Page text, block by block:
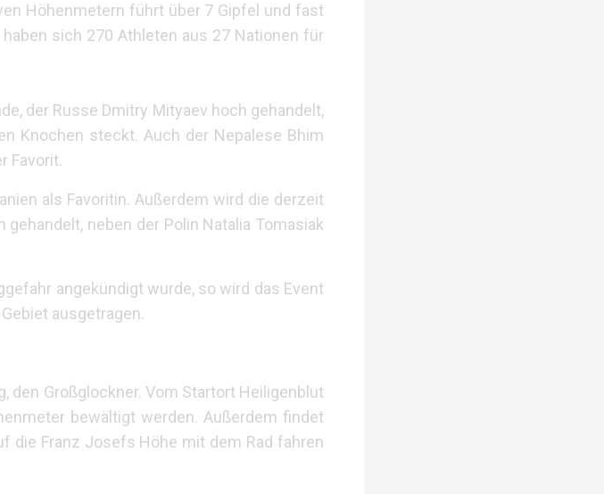
Höhenmetern führt über 7 Gipfel und fast
sich 270 Athleten aus 27 Nationen für
der Russe Dmitry Mityaev hoch gehandelt,
Knochen steckt. Auch der Nepalese Bhim
Favorit.
als Favoritin. Außerdem wird die derzeit
neben der Polin Natalia Tomasiak
angekündigt wurde, so wird das Event
ausgetragen.
den Großglockner. Vom Startort Heiligenblut
bewältigt werden. Außerdem findet
die Franz Josefs Höhe mit dem Rad fahren